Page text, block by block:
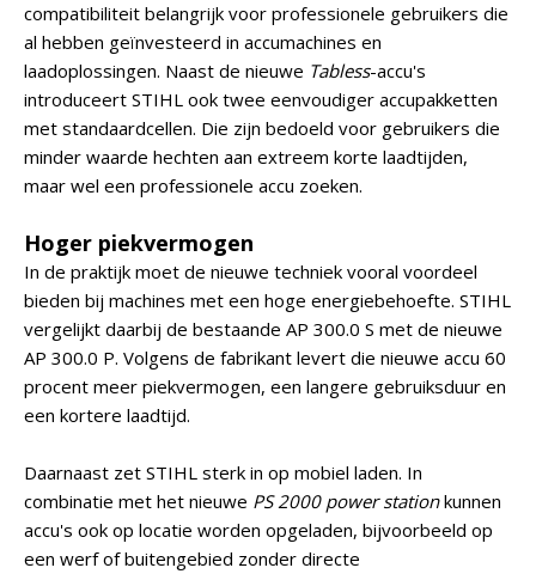
compatibiliteit belangrijk voor professionele gebruikers die
al hebben geïnvesteerd in accumachines en
laadoplossingen. Naast de nieuwe Tabless-accu's
introduceert STIHL ook twee eenvoudiger accupakketten
met standaardcellen. Die zijn bedoeld voor gebruikers die
minder waarde hechten aan extreem korte laadtijden,
maar wel een professionele accu zoeken.
Hoger piekvermogen
In de praktijk moet de nieuwe techniek vooral voordeel
bieden bij machines met een hoge energiebehoefte. STIHL
vergelijkt daarbij de bestaande AP 300.0 S met de nieuwe
AP 300.0 P. Volgens de fabrikant levert die nieuwe accu 60
procent meer piekvermogen, een langere gebruiksduur en
een kortere laadtijd.
Daarnaast zet STIHL sterk in op mobiel laden. In
combinatie met het nieuwe PS 2000 power stationkunnen
accu's ook op locatie worden opgeladen, bijvoorbeeld op
een werf of buitengebied zonder directe